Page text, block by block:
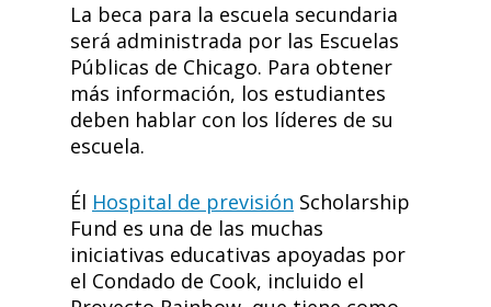
La beca para la escuela secundaria
será administrada por las Escuelas
Públicas de Chicago. Para obtener
más información, los estudiantes
deben hablar con los líderes de su
escuela.
Él Hospital de previsión Scholarship
Fund es una de las muchas
iniciativas educativas apoyadas por
el Condado de Cook, incluido el